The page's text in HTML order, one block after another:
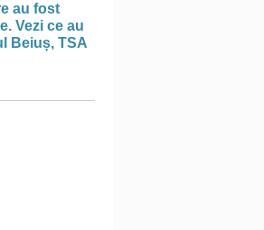
au fost
Vezi ce au
Beiuș, TSA